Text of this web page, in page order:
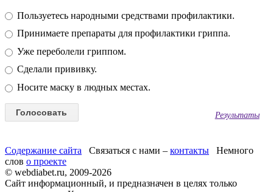
Пользуетесь народными средствами профилактики.
Принимаете препараты для профилактики гриппа.
Уже переболели гриппом.
Сделали прививку.
Носите маску в людных местах.
Результаты
Содержание сайта Связаться с нами – контакты Немного
слов о проекте
© webdiabet.ru, 2009-2026
Сайт информационный, и предназначен в целях только